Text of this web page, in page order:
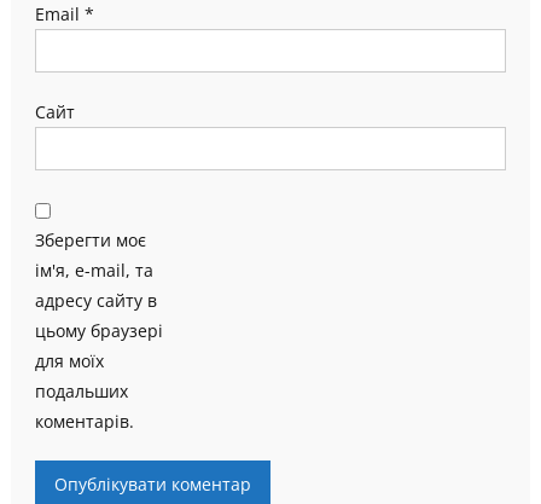
Email *
Сайт
Зберегти моє
ім'я, e-mail, та
адресу сайту в
цьому браузері
для моїх
подальших
коментарів.